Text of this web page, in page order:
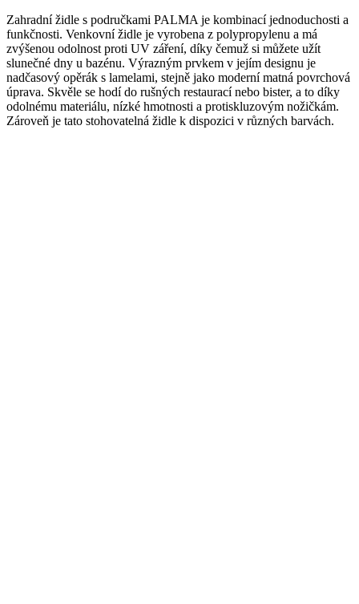
Zahradní židle s područkami PALMA je kombinací jednoduchosti a
funkčnosti. Venkovní židle je vyrobena z polypropylenu a má
zvýšenou odolnost proti UV záření, díky čemuž si můžete užít
slunečné dny u bazénu. Výrazným prvkem v jejím designu je
nadčasový opěrák s lamelami, stejně jako moderní matná povrchová
úprava. Skvěle se hodí do rušných restaurací nebo bister, a to díky
odolnému materiálu, nízké hmotnosti a protiskluzovým nožičkám.
Zároveň je tato stohovatelná židle k dispozici v různých barvách.